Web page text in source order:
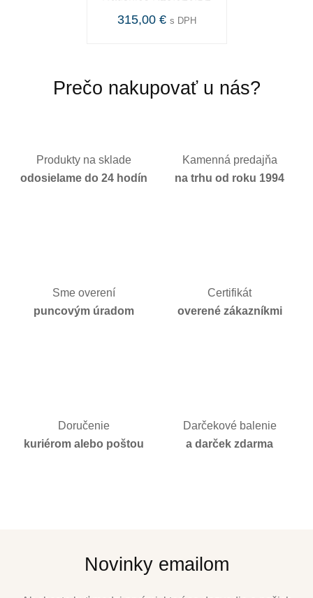
315,00 € s DPH
Prečo nakupovať u nás?
Produkty na sklade
odosielame do 24 hodín
Kamenná predajňa
na trhu od roku 1994
Sme overení
puncovým úradom
Certifikát
overené zákazníkmi
Doručenie
kuriérom alebo poštou
Darčekové balenie
a darček zdarma
Novinky emailom